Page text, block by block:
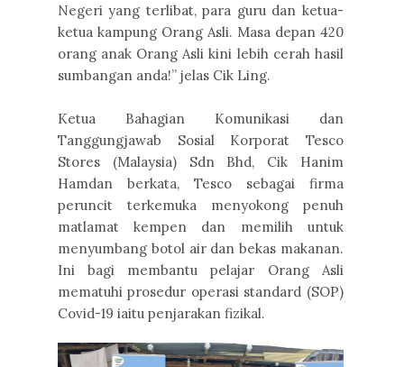
Negeri yang terlibat, para guru dan ketua-
ketua kampung Orang Asli. Masa depan 420
orang anak Orang Asli kini lebih cerah hasil
sumbangan anda!” jelas Cik Ling.
Ketua Bahagian Komunikasi dan
Tanggungjawab Sosial Korporat Tesco
Stores (Malaysia) Sdn Bhd, Cik Hanim
Hamdan berkata, Tesco sebagai firma
peruncit terkemuka menyokong penuh
matlamat kempen dan memilih untuk
menyumbang botol air dan bekas makanan.
Ini bagi membantu pelajar Orang Asli
mematuhi prosedur operasi standard (SOP)
Covid-19 iaitu penjarakan fizikal.